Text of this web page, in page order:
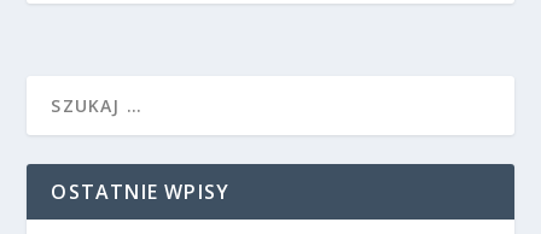
OSTATNIE WPISY